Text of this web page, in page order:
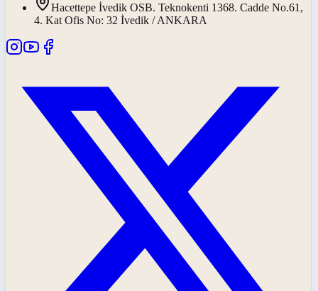
Hacettepe İvedik OSB. Teknokenti 1368. Cadde No.61,
4. Kat Ofis No: 32 İvedik / ANKARA